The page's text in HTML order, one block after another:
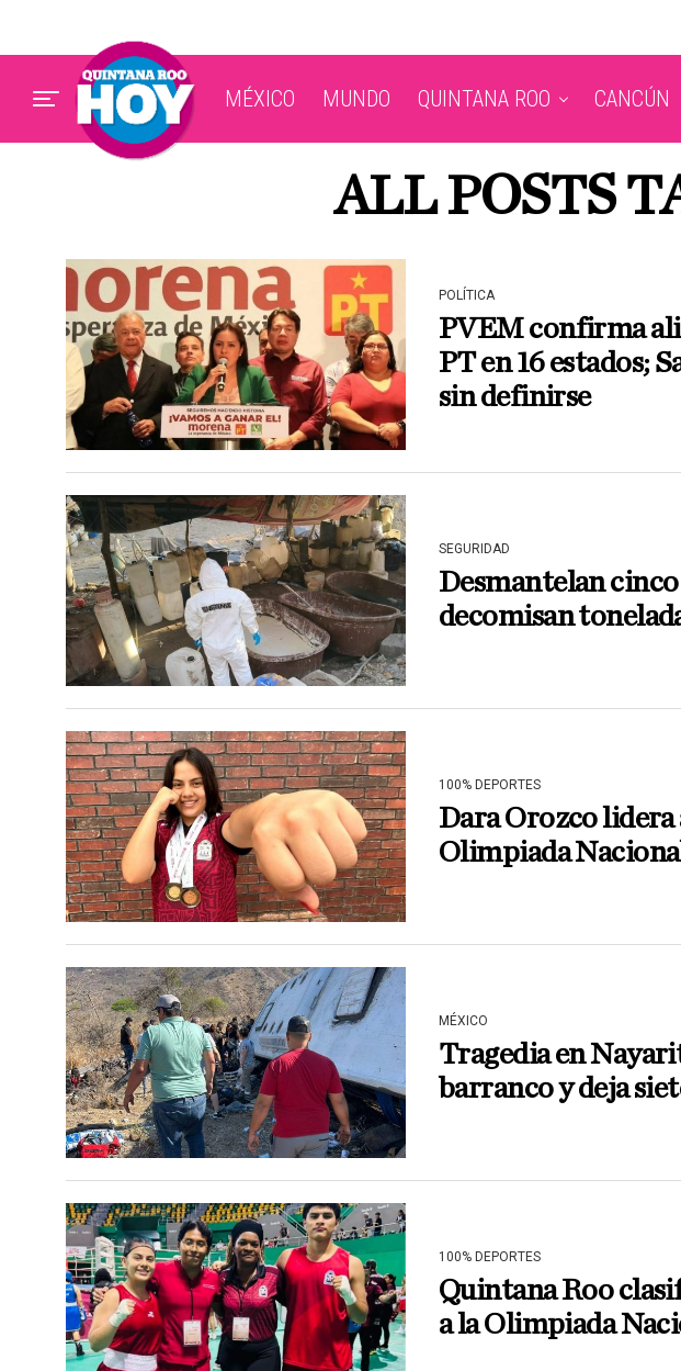
MÉXICO MUNDO QUINTANA ROO CANCÚN
ALL POSTS
POLÍTICA
PVEM confirma
PT en 16 estados;
sin definirse
SEGURIDAD
Desmantelan
decomisan
100% DEPORTES
Dara Orozco lidera
Olimpiada
MÉXICO
Tragedia en
barranco y deja
100% DEPORTES
Quintana Roo
a la Olimpiada